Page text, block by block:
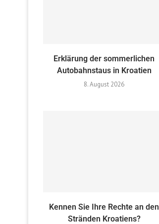
Erklärung der sommerlichen
Autobahnstaus in Kroatien
8. August 2026
Kennen Sie Ihre Rechte an den
Stränden Kroatiens?